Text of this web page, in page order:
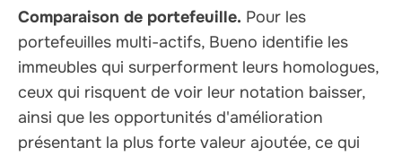
Comparaison de portefeuille. Pour les
portefeuilles multi-actifs, Bueno identifie les
immeubles qui surperforment leurs homologues,
ceux qui risquent de voir leur notation baisser,
ainsi que les opportunités d'amélioration
présentant la plus forte valeur ajoutée, ce qui